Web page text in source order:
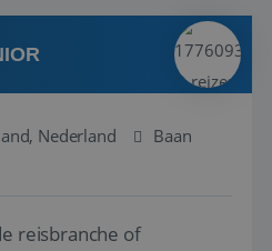
Nederland
Baan
reisbranche of